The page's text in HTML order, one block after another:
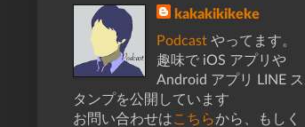
kakakikikeke
Podcast やってます。
趣味で iOS アプリや
Android アプリ LINE ス
タンプを公開しています
お問い合わせはこちらから、もしく